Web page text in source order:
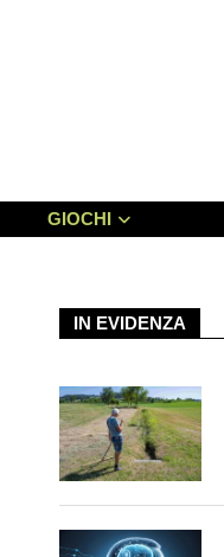
GIOCHI
IN EVIDENZA